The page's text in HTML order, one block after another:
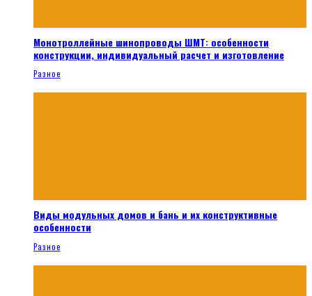
Монотроллейные шинопроводы ШМТ: особенности
конструкции, индивидуальный расчет и изготовление
Разное
Виды модульных домов и бань и их конструктивные
особенности
Разное